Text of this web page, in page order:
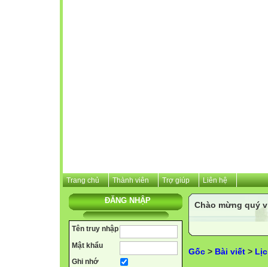
Trang chủ Thành viên Trợ giúp Liên hệ
ĐĂNG NHẬP
Tên truy nhập
Mật khẩu
Ghi nhớ
Chào mừng quý
Gốc > Bài viết >